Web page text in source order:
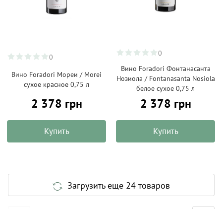
0
Вино Foradori Мореи / Morei
сухое красное 0,75 л
2 378 грн
Купить
0
Вино Foradori Фонтанасанта
Нозиола / Fontanasanta Nosiola
белое сухое 0,75 л
2 378 грн
Купить
Загрузить еще 24 товаров